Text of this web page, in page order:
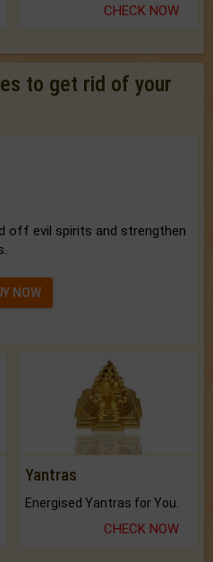
CHECK NOW
to get rid of your
off evil spirits and strengthen
NOW
Yantras
Energised Yantras for You.
CHECK NOW